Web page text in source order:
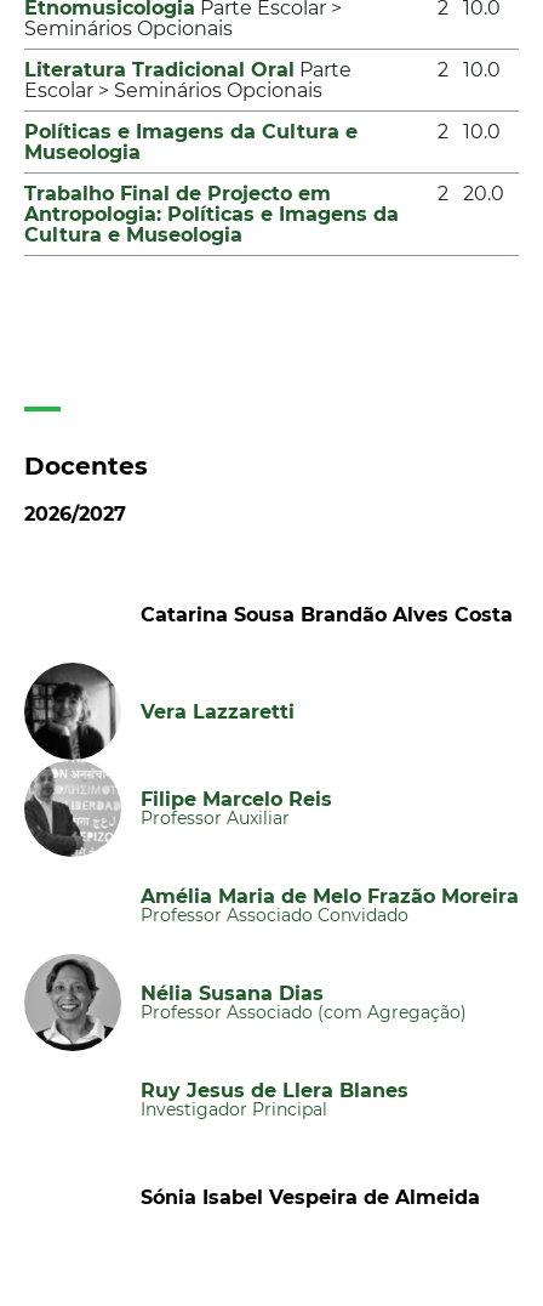
Etnomusicologia Parte Escolar >
Seminários Opcionais
2 10.0
Literatura Tradicional Oral Parte
Escolar > Seminários Opcionais
2 10.0
Políticas e Imagens da Cultura e
Museologia
2 10.0
Trabalho Final de Projecto em
Antropologia: Políticas e Imagens da
Cultura e Museologia
2 20.0
Docentes
2026/2027
Catarina Sousa Brandão Alves Costa
Vera Lazzaretti
Filipe Marcelo Reis
Professor Auxiliar
Amélia Maria de Melo Frazão Moreira
Professor Associado Convidado
Nélia Susana Dias
Professor Associado (com Agregação)
Ruy Jesus de Llera Blanes
Investigador Principal
Sónia Isabel Vespeira de Almeida